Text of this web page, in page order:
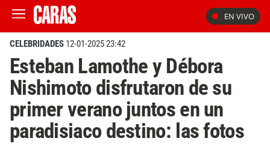
EN VIVO
CELEBRIDADES 12-01-2025 23:42
Esteban Lamothe y Débora
Nishimoto disfrutaron de su
primer verano juntos en un
paradisiaco destino: las fotos